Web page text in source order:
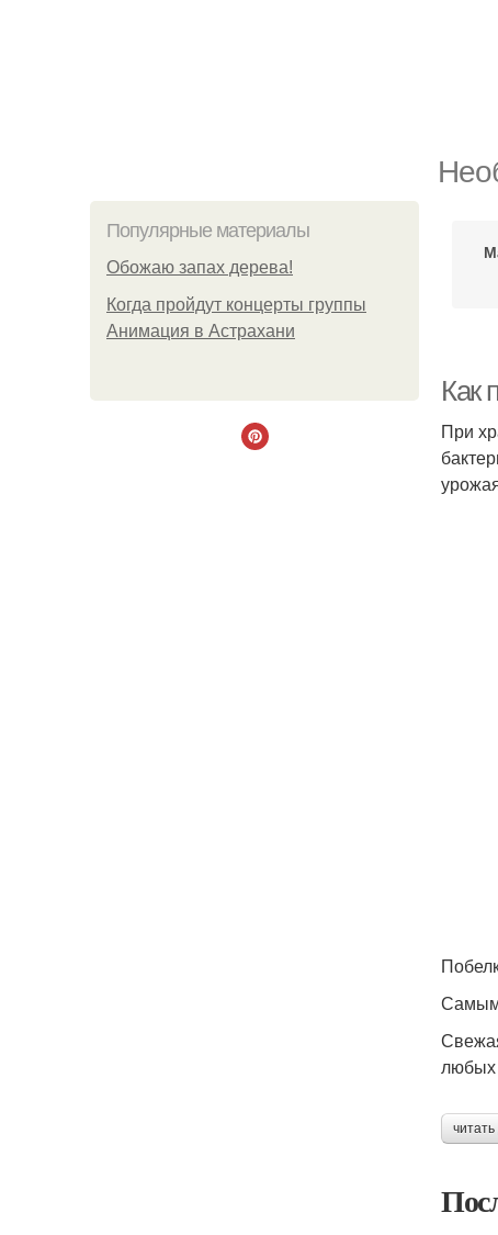
Популярные материалы
Обожaю зaпах деpева!
Когда пройдут концерты группы
Анимация в Астрахани
Как
При
Самым
любых